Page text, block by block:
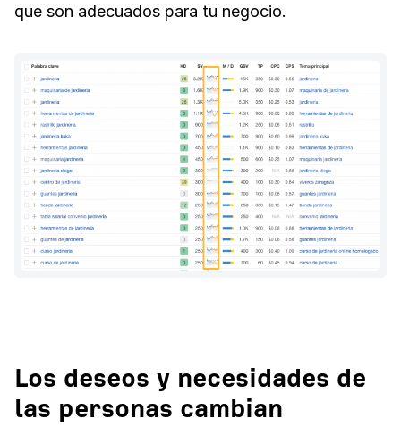
que son adecuados para tu negocio.
Los deseos y necesidades de
las personas cambian